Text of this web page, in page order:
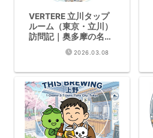
VERTERE 立川タップ
ルーム（東京・立川）
訪問記｜奥多摩の名醸
造所がJR立川駅に上陸
2026.03.08